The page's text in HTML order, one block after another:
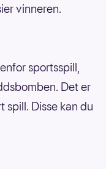
vinneren.
sportsspill,
Det er
spill. Disse kan du